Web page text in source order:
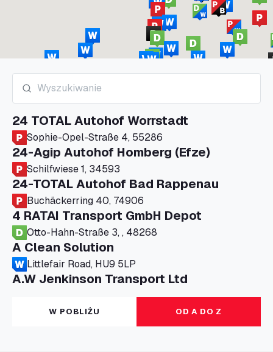
24 TOTAL Autohof Worrstadt
Sophie-Opel-Straße 4, 55286
24-Agip Autohof Homberg (Efze)
Schilfwiese 1, 34593
24-TOTAL Autohof Bad Rappenau
Buchäckerring 40, 74906
4 RATAI Transport GmbH Depot
Otto-Hahn-Straße 3, , 48268
A Clean Solution
Littlefair Road, HU9 5LP
A.W Jenkinson Transport Ltd
Progress House, ME11 5GA
A+G Nettetal - Depot Parking
Am Panneschopp 7, 41334
W POBLIŻU OD A DO Z